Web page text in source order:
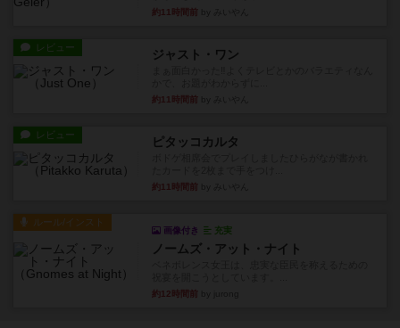
約11時間前
レビュー ジャスト・ワン
約11時間前
レビュー ピタッコカルタ
約11時間前
ルール/インスト
画像付き 充実
ノームズ・アット・ナイト
約12時間前